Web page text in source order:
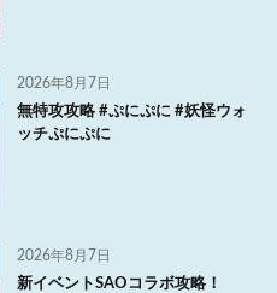
2026年8月7日
無特攻攻略 #ぷにぷに #妖怪ウォ
ッチぷにぷに
2026年8月7日
新イベントSAOコラボ攻略！